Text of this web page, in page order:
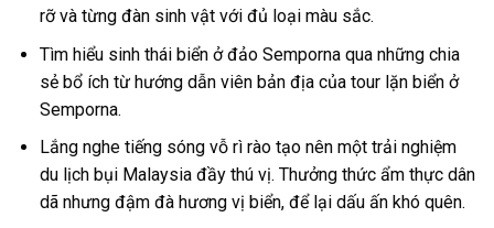
rỡ và từng đàn sinh vật với đủ loại màu sắc.
Tìm hiểu sinh thái biển ở đảo Semporna qua những chia
sẻ bổ ích từ hướng dẫn viên bản địa của tour lặn biển ở
Semporna.
Lắng nghe tiếng sóng vỗ rì rào tạo nên một trải nghiệm
du lịch bụi Malaysia đầy thú vị. Thưởng thức ẩm thực dân
dã nhưng đậm đà hương vị biển, để lại dấu ấn khó quên.